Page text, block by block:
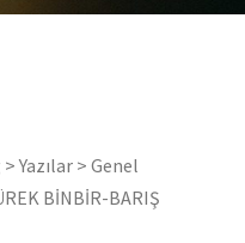
>Yazılar> Genel
BİNBİR-BARIŞ